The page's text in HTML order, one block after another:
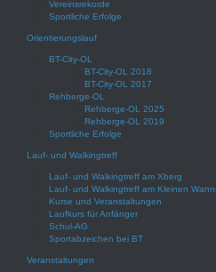
Vereinsrekorde
Sportliche Erfolge
Orientierungslauf
BT-City-OL
BT-City-OL 2018
BT-City-OL 2017
Rehberge-OL
Rehberge-OL 2025
Rehberge-OL 2019
Sportliche Erfolge
Lauf- und Walkingtreff
Lauf- und Walkingtreff am Xberg
Lauf- und Walkingtreff am Kleinen
Kurse und Veranstaltungen
Laufkurs für Anfänger
Schul-AG
Sportabzeichen bei BT
Veranstaltungen